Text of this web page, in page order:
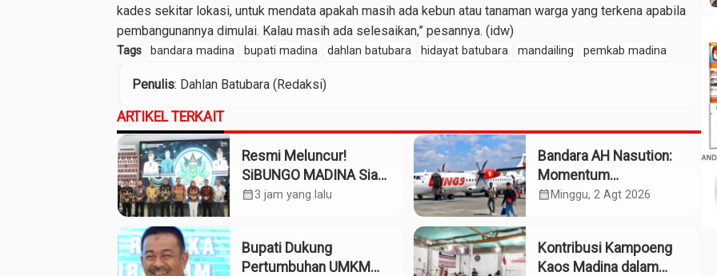
kades sekitar lokasi, untuk mendata apakah masih ada kebun atau tanaman warga yang terkena apabila
pembangunannya dimulai. Kalau masih ada selesaikan,” pesannya. (idw)
Tags bandara madina bupati madina dahlan batubara hidayat batubara mandailing pemkab madina
Penulis: Dahlan Batubara (Redaksi)
ARTIKEL TERKAIT
Resmi Meluncur!
SiBUNGO MADINA Siap
Optimalkan Pendapatan
calendar_month3 jam yang lalu
Bandara AH Nasution:
Momentum
Kebangkitan Tabagsel
calendar_month Minggu, 2 Agt 2026
Bupati Dukung
Pertumbuhan UMKM
Kontribusi Kampoeng
Kaos Madina dalam